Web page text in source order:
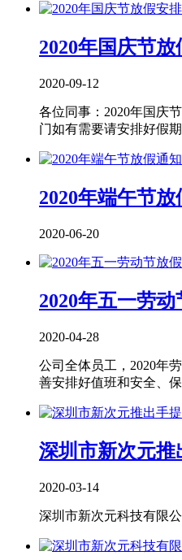
2020年国庆节
2020-09-12
各位同事：2020年国庆
门如有需要请安排好假
2020年端午节
2020-06-20
2020年五一劳
2020-04-28
公司全体员工，2020年
善安排好值班和安全、
深圳市新次元
2020-03-14
深圳市新次元科技有限